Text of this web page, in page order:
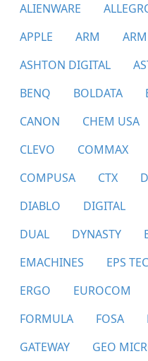
ALIENWARE
APPLE
ARM
ASHTON DIGITAL
BENQ
BOLDATA
CANON
CHEM USA
CLEVO
COMMAX
COMPUSA
CTX
DIABLO
DIGITAL
DUAL
DYNASTY
EMACHINES
EPS
ERGO
EUROCOM
FORMULA
FOSA
GATEWAY
GEO